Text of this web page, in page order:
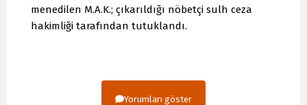
menedilen M.A.K.; çıkarıldığı nöbetçi sulh ceza
hakimliği tarafından tutuklandı.
Yorumları göster